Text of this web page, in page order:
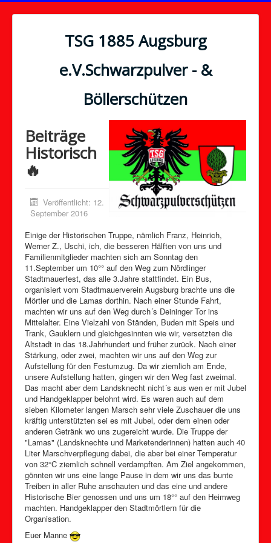
TSG 1885 Augsburg
e.V.Schwarzpulver - &
Böllerschützen
Beiträge
Historisch
🔥
Veröffentlicht: 12.
September 2016
Einige der Historischen Truppe, nämlich Franz, Heinrich,
Werner Z., Uschi, ich, die besseren Hälften von uns und
Familienmitglieder machten sich am Sonntag den
11.September um 10°° auf den Weg zum Nördlinger
Stadtmauerfest, das alle 3.Jahre stattfindet. Ein Bus,
organisiert vom Stadtmauerverein Augsburg brachte uns die
Mörtler und die Lamas dorthin. Nach einer Stunde Fahrt,
machten wir uns auf den Weg durch´s Deininger Tor ins
Mittelalter. Eine Vielzahl von Ständen, Buden mit Speis und
Trank, Gauklern und gleichgesinnten wie wir, versetzten die
Altstadt in das 18.Jahrhundert und früher zurück. Nach einer
Stärkung, oder zwei, machten wir uns auf den Weg zur
Aufstellung für den Festumzug. Da wir ziemlich am Ende,
unsere Aufstellung hatten, gingen wir den Weg fast zweimal.
Das macht aber dem Landsknecht nicht´s aus wen er mit Jubel
und Handgeklapper belohnt wird. Es waren auch auf dem
sieben Kilometer langen Marsch sehr viele Zuschauer die uns
kräftig unterstützten sei es mit Jubel, oder dem einen oder
anderen Getränk wo uns zugereicht wurde. Die Truppe der
"Lamas" (Landsknechte und Marketenderinnen) hatten auch 40
Liter Marschverpflegung dabei, die aber bei einer Temperatur
von 32°C ziemlich schnell verdampften. Am Ziel angekommen,
gönnten wir uns eine lange Pause in dem wir uns das bunte
Treiben in aller Ruhe anschauten und das eine und andere
Historische Bier genossen und uns um 18°° auf den Heimweg
machten. Handgeklapper den Stadtmörtlern für die
Organisation.
Euer Manne